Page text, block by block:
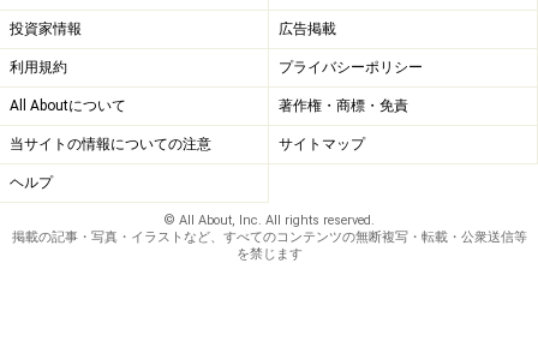
投資家情報 広告掲載
利用規約 プライバシーポリシー
All Aboutについて 著作権・商標・免責
当サイトの情報についての注意 サイトマップ
ヘルプ
© All About, Inc. All rights reserved.
掲載の記事・写真・イラストなど、すべてのコンテンツの無断複写・転載・公衆送信等
を禁じます